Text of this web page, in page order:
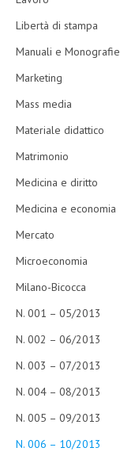
Libertà di stampa
Manuali e Monografie
Marketing
Mass media
Materiale didattico
Matrimonio
Medicina e diritto
Medicina e economia
Mercato
Microeconomia
Milano-Bicocca
N. 001 – 05/2013
N. 002 – 06/2013
N. 003 – 07/2013
N. 004 – 08/2013
N. 005 – 09/2013
N. 006 – 10/2013